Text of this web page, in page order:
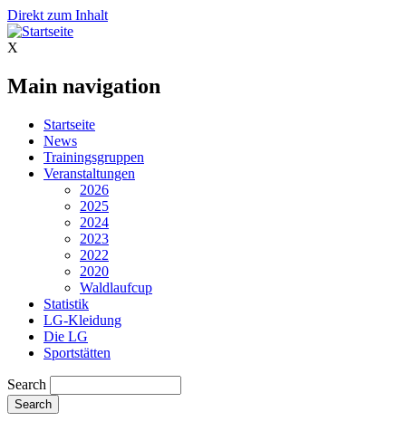
Direkt zum Inhalt
X
Main navigation
Startseite
News
Trainingsgruppen
Veranstaltungen
2026
2025
2024
2023
2022
2020
Waldlaufcup
Statistik
LG-Kleidung
Die LG
Sportstätten
Search